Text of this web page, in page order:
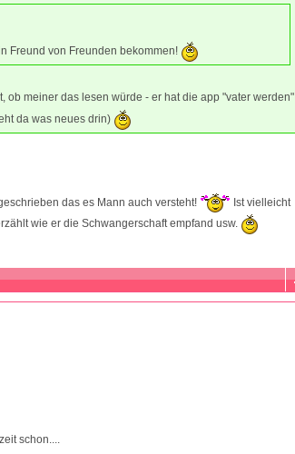
Freund von Freunden bekommen!
ob meiner das lesen würde - er hat die app "vater werden"
da was neues drin)
das es Mann auch versteht!
Ist vielleicht
wie er die Schwangerschaft empfand usw.
schon....